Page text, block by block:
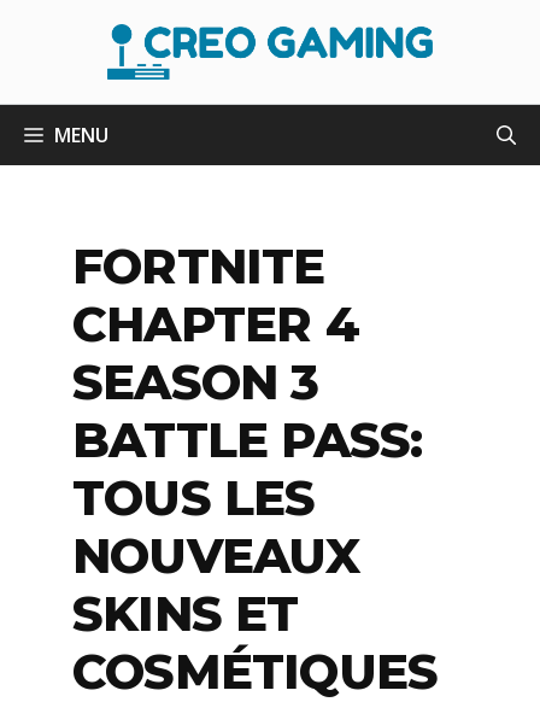
MENU
FORTNITE
CHAPTER 4
SEASON 3
BATTLE PASS:
TOUS LES
NOUVEAUX
SKINS ET
COSMÉTIQUES